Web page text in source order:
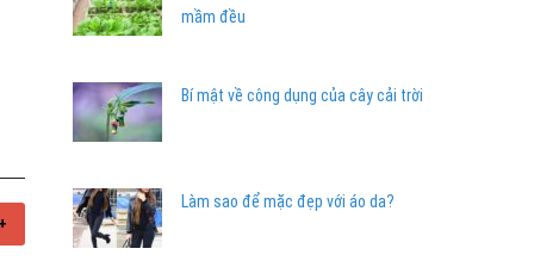
mầm đều
Bí mật về công dụng của cây cải trời
Làm sao để mặc đẹp với áo da?